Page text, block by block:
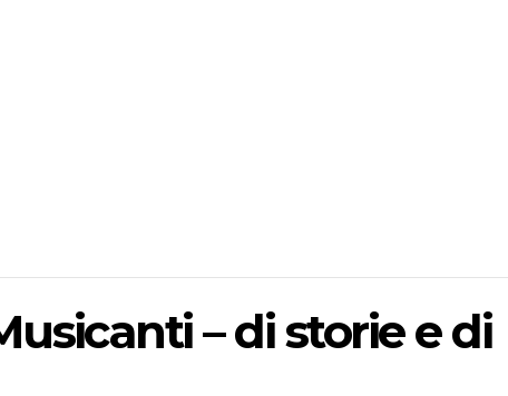
– di storie e di